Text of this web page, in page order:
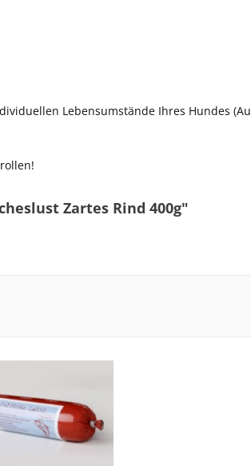
Lebensumstände Ihres Hundes
Zartes Rind 400g"